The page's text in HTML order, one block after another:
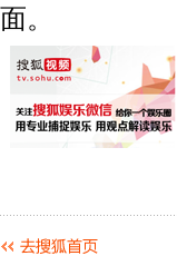
面。